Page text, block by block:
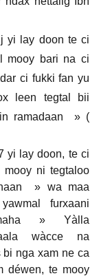
yi lay doon te ci
mooy bari na ci
ci fukki fan yu
leen tegtal bii
ramadaan » (
yi lay doon, te ci
ni tegtaloo
» wa maa
furxaani
» Yàlla
wàcce na
nga xam ne ca
déwen, te mooy